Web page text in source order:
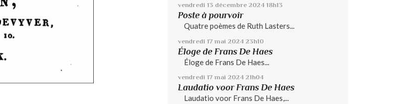
vendredi 13 décembre 2024 18h13
Poste à pourvoir
Quatre poèmes de Ruth Lasters...
vendredi 17 mai 2024 23h10
Éloge de Frans De Haes
Éloge de Frans De Haes...
vendredi 17 mai 2024 21h04
Laudatio voor Frans De Haes
Laudatio voor Frans De Haes,...